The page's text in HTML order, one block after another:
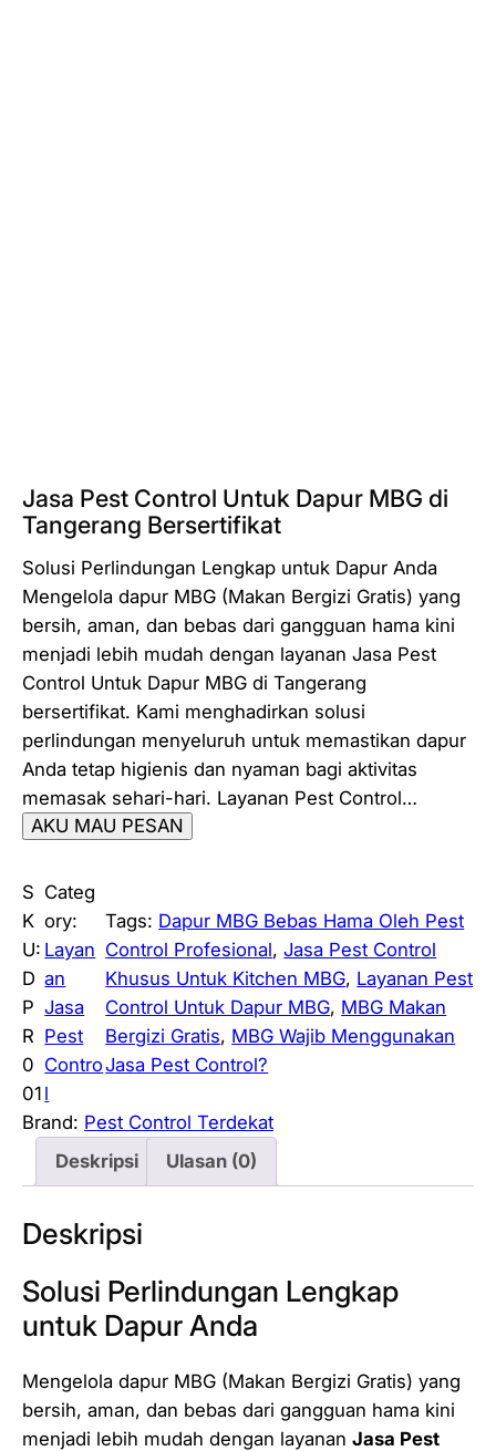
Jasa Pest Control Untuk Dapur MBG di
Tangerang Bersertifikat
Solusi Perlindungan Lengkap untuk Dapur Anda
Mengelola dapur MBG (Makan Bergizi Gratis) yang
bersih, aman, dan bebas dari gangguan hama kini
menjadi lebih mudah dengan layanan Jasa Pest
Control Untuk Dapur MBG di Tangerang
bersertifikat. Kami menghadirkan solusi
perlindungan menyeluruh untuk memastikan dapur
Anda tetap higienis dan nyaman bagi aktivitas
memasak sehari-hari. Layanan Pest Control…
AKU MAU PESAN
S
K
U:
D
P
R
0
01
Categ
ory:
Layan
an
Jasa
Pest
Contro
l
Tags: Dapur MBG Bebas Hama Oleh Pest
Control Profesional, Jasa Pest Control
Khusus Untuk Kitchen MBG, Layanan Pest
Control Untuk Dapur MBG, MBG Makan
Bergizi Gratis, MBG Wajib Menggunakan
Jasa Pest Control?
Brand: Pest Control Terdekat
Deskripsi
Ulasan (0)
Deskripsi
Solusi Perlindungan Lengkap
untuk Dapur Anda
Mengelola dapur MBG (Makan Bergizi Gratis) yang
bersih, aman, dan bebas dari gangguan hama kini
menjadi lebih mudah dengan layanan Jasa Pest